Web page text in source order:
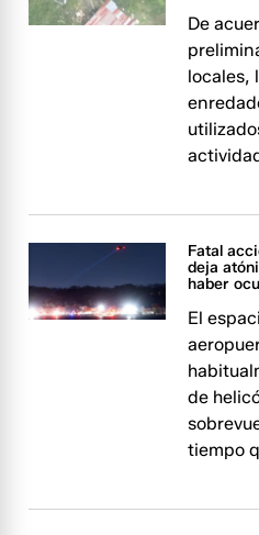
De
locales,
Fatal
deja
haber
El
de
tiempo